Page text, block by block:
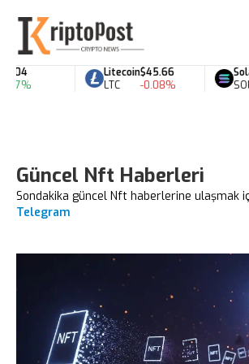
$45.66
-0.08%
Solana
SOL
$75.87
2.48%
Güncel Nft Haberleri
Sondakika güncel Nft haberlerine ulaşmak
Telegram